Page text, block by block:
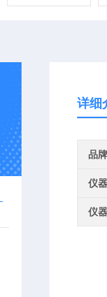
详细
品牌
仪
仪